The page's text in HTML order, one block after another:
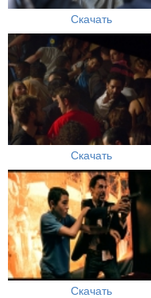
Скачать
Скачать
Скачать